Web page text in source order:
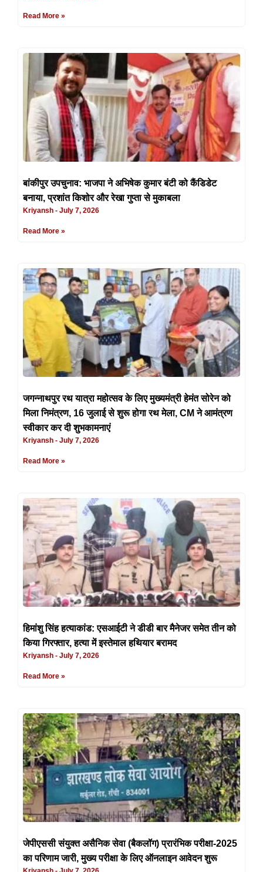
Read More »
बांकीपुर उपचुनाव: भाजपा ने अभिषेक कुमार बंटी को कैंडिडेट
बनाया, प्रशांत किशोर और रेखा गुप्ता से मुकाबला
Kriyansh July 7, 2026
Read More »
जगन्नाथपुर रथ यात्रा महोत्सव के लिए मुख्यमंत्री हेमंत सोरेन को
मिला निमंत्रण, 16 जुलाई से शुरू होगा रथ मेला, CM ने आमंत्रण
स्वीकार कर दी शुभकामनाएं
Kriyansh July 7, 2026
Read More »
हिमांशु सिंह हत्याकांड: एसआईटी ने डीडी बार मैनेजर समेत तीन को
किया गिरफ्तार, हत्या में इस्तेमाल हथियार बरामद
Kriyansh July 7, 2026
Read More »
जेपीएससी संयुक्त असैनिक सेवा (बैकलॉग) प्रारंभिक परीक्षा-2025
का परिणाम जारी, मुख्य परीक्षा के लिए ऑनलाइन आवेदन शुरू